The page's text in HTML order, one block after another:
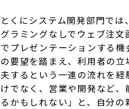
とくにシステム開発部門で
グラミングなしでウェブ注
でプレゼンテーションする
の要望を踏まえ、利用者の
夫するという一連の流れを
けでなく、営業や開発など
るかもしれない」と、自分の